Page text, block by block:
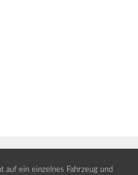
auf ein einzelnes Fahrzeug und